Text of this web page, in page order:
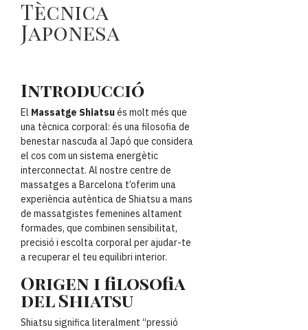
Tècnica
Japonesa
Introducció
El Massatge Shiatsués molt més que
una tècnica corporal: és una filosofia de
benestar nascuda al Japó que considera
el cos com un sistema energètic
interconnectat. Al nostre centre de
massatges a Barcelona t’oferim una
experiència autèntica de Shiatsu a mans
de massatgistes femenines altament
formades, que combinen sensibilitat,
precisió i escolta corporal per ajudar-te
a recuperar el teu equilibri interior.
Origen i filosofia
del Shiatsu
Shiatsu significa literalment “pressió